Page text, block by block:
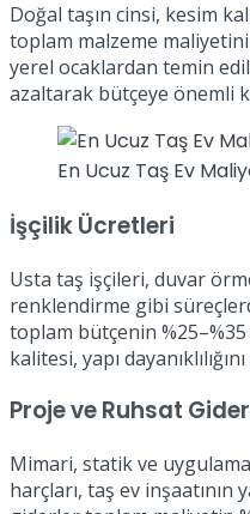
Doğal taşın cinsi, kesim
toplam malzeme
yerel ocaklardan temin
azaltarak bütçeye önemli
En Ucuz Taş Ev
İşçilik Ücretleri
Usta taş işçileri, duvar
renklendirme gibi
toplam bütçenin %25–%35
kalitesi, yapı
Proje ve Ruhsat
Mimari, statik ve
harçları, taş ev